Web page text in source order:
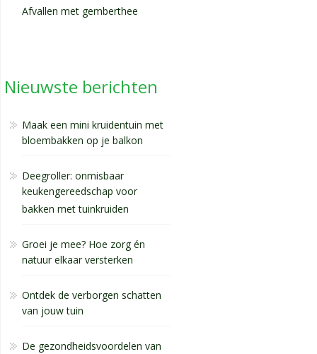
Afvallen met gemberthee
Nieuwste berichten
Maak een mini kruidentuin met
bloembakken op je balkon
Deegroller: onmisbaar
keukengereedschap voor
bakken met tuinkruiden
Groei je mee? Hoe zorg én
natuur elkaar versterken
Ontdek de verborgen schatten
van jouw tuin
De gezondheidsvoordelen van